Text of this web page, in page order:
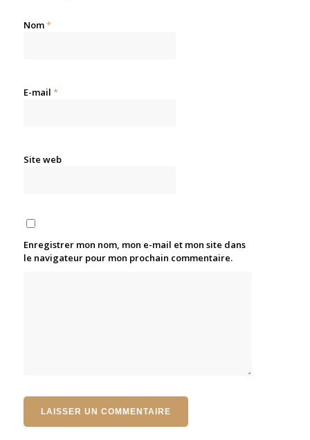
Nom*
E-mail *
Site web
Enregistrer mon nom, mon e-mail et mon site dans
le navigateur pour mon prochain commentaire.